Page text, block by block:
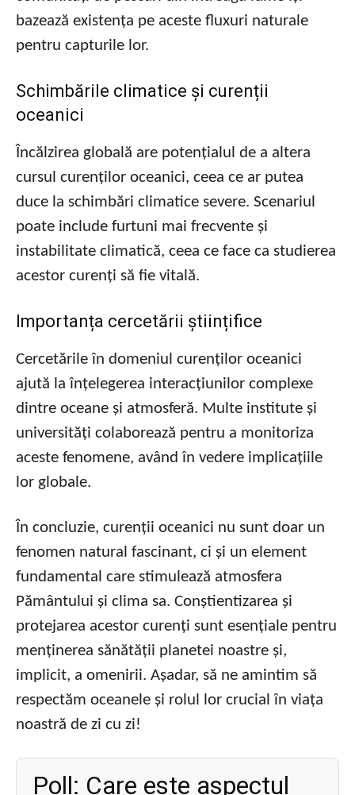
bazează existența pe aceste fluxuri naturale
pentru capturile lor.
Schimbările climatice și curenții
oceanici
Încălzirea globală are potențialul de a altera
cursul curenților oceanici, ceea ce ar putea
duce la schimbări climatice severe. Scenariul
poate include furtuni mai frecvente și
instabilitate climatică, ceea ce face ca studierea
acestor curenți să fie vitală.
Importanța cercetării științifice
Cercetările în domeniul curenților oceanici
ajută la înțelegerea interacțiunilor complexe
dintre oceane și atmosferă. Multe institute și
universități colaborează pentru a monitoriza
aceste fenomene, având în vedere implicațiile
lor globale.
În concluzie, curenții oceanici nu sunt doar un
fenomen natural fascinant, ci și un element
fundamental care stimulează atmosfera
Pământului și clima sa. Conștientizarea și
protejarea acestor curenți sunt esențiale pentru
menținerea sănătății planetei noastre și,
implicit, a omenirii. Așadar, să ne amintim să
respectăm oceanele și rolul lor crucial în viața
noastră de zi cu zi!
Poll: Care este aspectul